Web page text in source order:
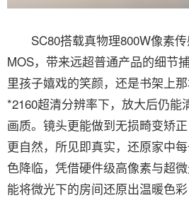
SC80搭载真物理800W像素传
MOS，带来远超普通产品的细节
里孩子嬉戏的笑颜，还是书架上
*2160超清分辨率下，放大后仍能
画质。镜头更能做到无损畸变矫
更自然，所见即真实，还原家中
色降临，凭借硬件级高像素与超
能将微光下的房间还原出温暖色